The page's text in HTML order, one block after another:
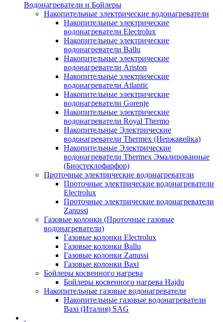
Водонагреватели и Бойлеры
Накопительные электрические водонагреватели
Накопительные электрические
водонагреватели Electrolux
Накопительные электрические
водонагреватели Ballu
Накопительные электрические
водонагреватели Ariston
Накопительные электрические
водонагреватели Atlantic
Накопительные электрические
водонагреватели Gorenje
Накопительные электрические
водонагреватели Royal Thermo
Накопительные Электрические
водонагреватели Thermex (Нержавейка)
Накопительные Электрические
водонагреватели Thermex Эмалированные
(Биостеклофарфор)
Проточные электрические водонагреватели
Проточные электрические водонагреватели
Electrolux
Проточные электрические водонагреватели
Zanussi
Газовые колонки (Проточные газовые
водонагреватели)
Газовые колонки Electrolux
Газовые колонки Ballu
Газовые колонки Zanussi
Газовые колонки Baxi
Бойлеры косвенного нагрева
Бойлеры косвенного нагрева Hajdu
Накопительные газовые водонагреватели
Накопительные газовые водонагреватели
Baxi (Италия) SAG